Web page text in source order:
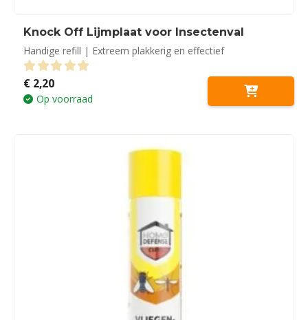
Knock Off Lijmplaat voor Insectenval
Handige refill | Extreem plakkerig en effectief
0 out of 5
€ 2,20
Op voorraad